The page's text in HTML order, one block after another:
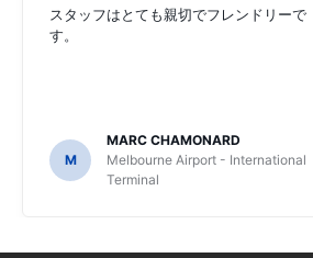
スタッフはとても親切でフレンドリーで
す。
M
MARC CHAMONARD
Melbourne Airport - International
Terminal